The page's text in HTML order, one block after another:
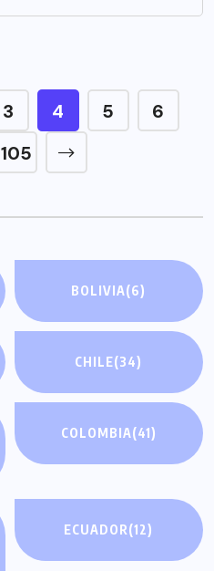
3 4 5
6
105
BOLIVIA(6)
CHILE(34)
COLOMBIA(41)
ECUADOR(12)